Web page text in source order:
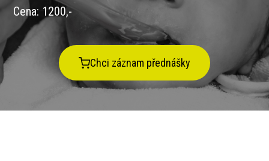
Cena: 1200,-
Chci záznam přednášky